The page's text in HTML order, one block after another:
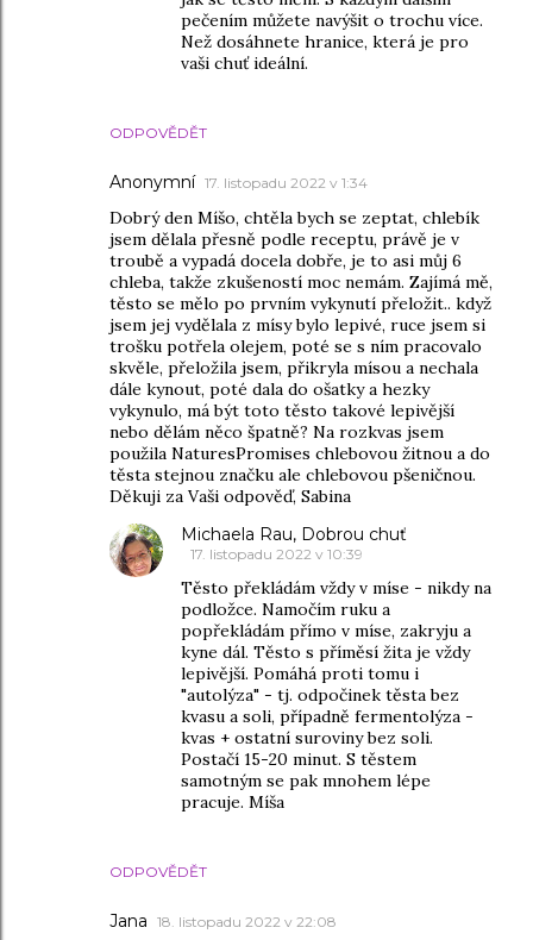
ODPOVĚDĚT
pečením můžete navýšit o trochu více.
Než dosáhnete hranice, která je pro
vaši chuť ideální.
Anonymní 17. listopadu 2022 v 1:34
Dobrý den Míšo, chtěla bych se zeptat, chlebík
jsem dělala přesně podle receptu, právě je v
troubě a vypadá docela dobře, je to asi můj 6
chleba, takže zkušeností moc nemám. Zajímá mě,
těsto se mělo po prvním vykynutí přeložit.. když
jsem jej vydělala z mísy bylo lepivé, ruce jsem si
trošku potřela olejem, poté se s ním pracovalo
skvěle, přeložila jsem, přikryla mísou a nechala
dále kynout, poté dala do ošatky a hezky
vykynulo, má být toto těsto takové lepivější
nebo dělám něco špatně? Na rozkvas jsem
použila NaturesPromises chlebovou žitnou a do
těsta stejnou značku ale chlebovou pšeničnou.
Děkuji za Vaši odpověď, Sabina
ODPOVĚDĚT
Michaela Rau, Dobrou chuť
17. listopadu 2022 v 10:39
Těsto překládám vždy v míse - nikdy na
podložce. Namočím ruku a
popřekládám přímo v míse, zakryju a
kyne dál. Těsto s příměsí žita je vždy
lepivější. Pomáhá proti tomu i
"autolýza" - tj. odpočinek těsta bez
kvasu a soli, případně fermentolýza -
kvas + ostatní suroviny bez soli.
Postačí 15-20 minut. S těstem
samotným se pak mnohem lépe
pracuje. Míša
Jana 18. listopadu 2022 v 22:08